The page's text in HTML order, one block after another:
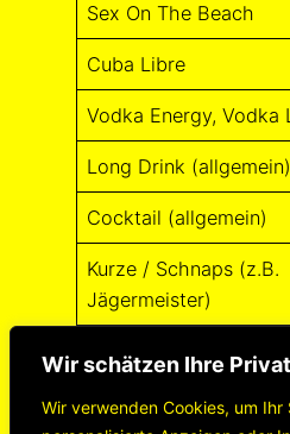
Wir schätzen Ihre
Wir verwenden Cookies, um
Sex On The Beach
Cuba Libre
Vodka Energy, Vodka
Long Drink (allgemein)
Cocktail (allgemein)
Kurze / Schnaps (z.B.
Jägermeister)
+ 2 € Pfand pro
flasche bzw. auf